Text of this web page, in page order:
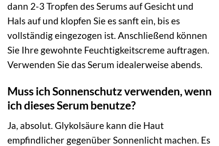
dann 2-3 Tropfen des Serums auf Gesicht und
Hals auf und klopfen Sie es sanft ein, bis es
vollständig eingezogen ist. Anschließend können
Sie Ihre gewohnte Feuchtigkeitscreme auftragen.
Verwenden Sie das Serum idealerweise abends.
Muss ich Sonnenschutz verwenden, wenn
ich dieses Serum benutze?
Ja, absolut. Glykolsäure kann die Haut
empfindlicher gegenüber Sonnenlicht machen. Es